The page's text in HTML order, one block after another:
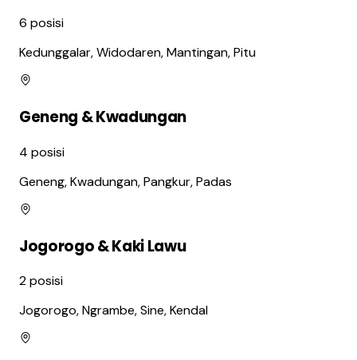
6 posisi
Kedunggalar, Widodaren, Mantingan, Pitu
Geneng & Kwadungan
4 posisi
Geneng, Kwadungan, Pangkur, Padas
Jogorogo & Kaki Lawu
2posisi
Jogorogo, Ngrambe, Sine, Kendal